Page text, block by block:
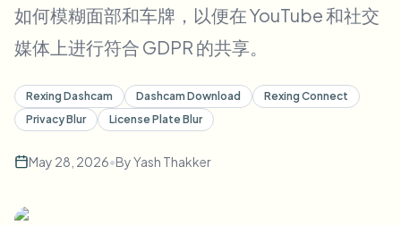
换脸 - 视频
视频智能
一次处理多个视频
批量人脸模糊
高吞吐量流水线
企业区域、策略和审核
API 和 SDK
如何模糊面部和车牌，以便在 YouTube 和社交
媒体上进行符合 GDPR 的共享。
Rexing Dashcam Dashcam Download
Rexing Connect
Privacy Blur
License Plate Blur
May 28, 2026•ByYash Thakker